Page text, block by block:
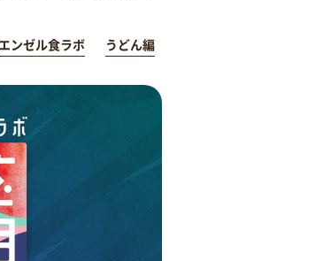
エンゼル食ラボ うどん編